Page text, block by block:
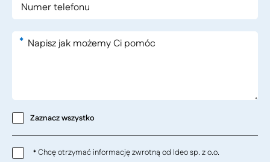
*
Zaznacz wszystko
*Chcę otrzymać informację zwrotną od Ideo sp. z o.o.